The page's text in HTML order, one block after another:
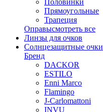
Прямоугольные
Трапеция
Оправысмотреть все
Линзы для очков
Солнцезащитные очки
Бренд
DACKOR
ESTILO
Enni Marco
Flamingo
J-Carlomattoni
INVU